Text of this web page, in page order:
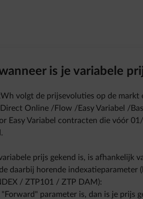
is je variabele
volgt de prijsevoluties op de markt
Online /Flow /Easy Variabel /
Easy Variabel contracten die vóór
prijs gekend is, is afhankelijk
daarbij horende indexatieparameter
/ ZTP101 / ZTP DAM):
"Forward" parameter is, dan is je prijs